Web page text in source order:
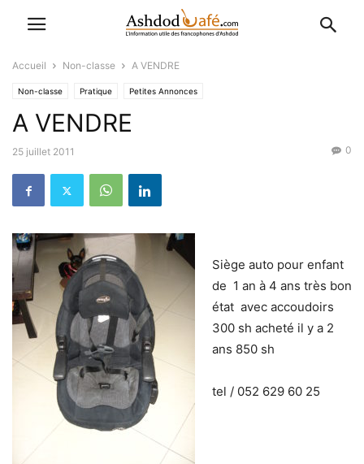
Accueil Non-classe A VENDRE
Non-classe Pratique Petites Annonces
A VENDRE
25 juillet 2011 0
Siège auto pour enfant
de 1 an à 4 ans très bon
état avec accoudoirs
300 sh acheté il y a 2
ans 850 sh
tel / 052 629 60 25